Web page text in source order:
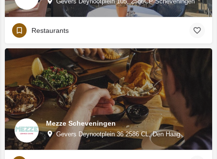
Restaurants
Mezze Scheveningen
Gevers Deynootplein 36 2586 CL, Den Haag